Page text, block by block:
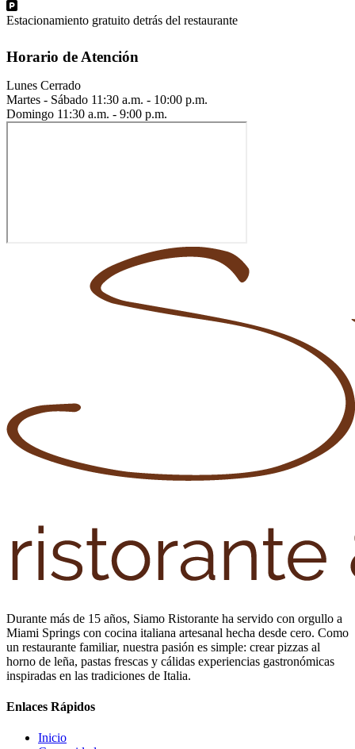
Estacionamiento gratuito detrás del restaurante
Horario de Atención
Lunes Cerrado
Martes - Sábado 11:30 a.m. - 10:00 p.m.
Domingo 11:30 a.m. - 9:00 p.m.
Durante más de 15 años, Siamo Ristorante ha servido con orgullo a
Miami Springs con cocina italiana artesanal hecha desde cero. Como
un restaurante familiar, nuestra pasión es simple: crear pizzas al
horno de leña, pastas frescas y cálidas experiencias gastronómicas
inspiradas en las tradiciones de Italia.
Enlaces Rápidos
Inicio